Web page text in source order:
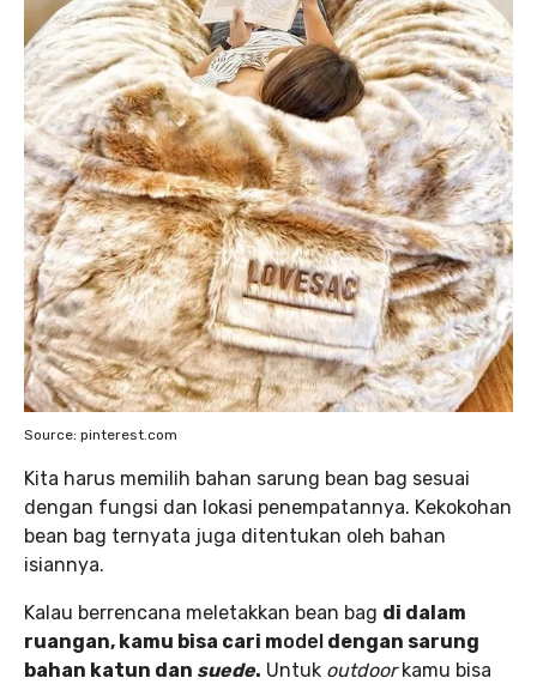
Source: pinterest.com
Kita harus memilih bahan sarung bean bag sesuai
dengan fungsi dan lokasi penempatannya. Kekokohan
bean bag ternyata juga ditentukan oleh bahan
isiannya.
Kalau berrencana meletakkan bean bag di dalam
ruangan, kamu bisa cari model dengan sarung
bahan katun dan suede. Untuk outdoorkamu bisa